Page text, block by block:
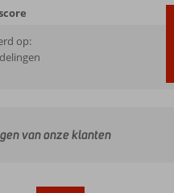
op:
van onze klanten